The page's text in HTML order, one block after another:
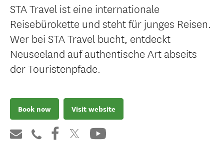
STA Travel ist eine internationale
Reisebürokette und steht für junges Reisen.
Wer bei STA Travel bucht, entdeckt
Neuseeland auf authentische Art abseits
der Touristenpfade.
Book now Visit website